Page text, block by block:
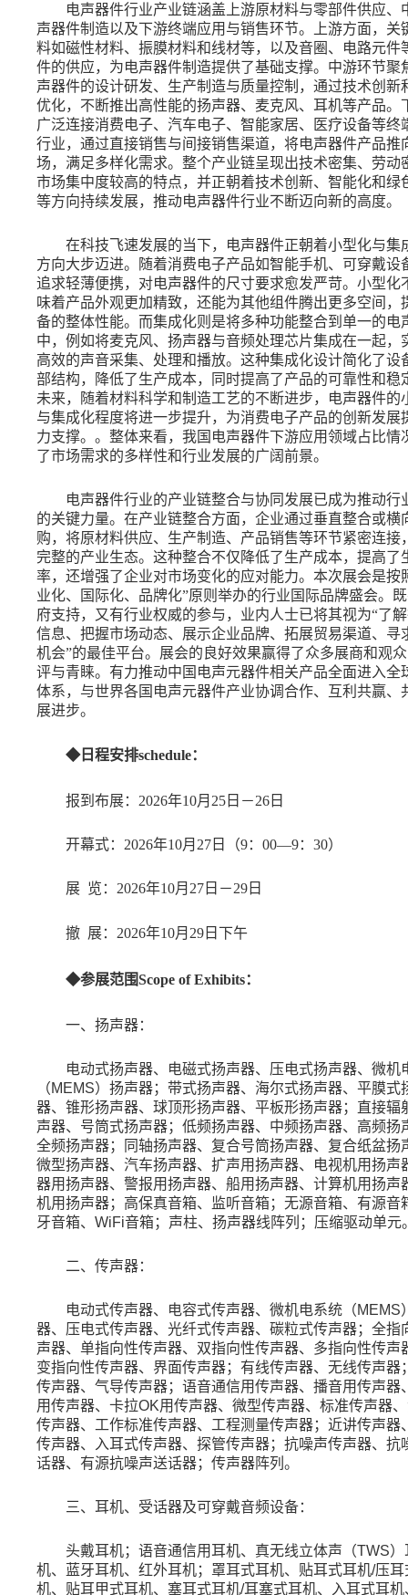
电声器件行业产业链涵盖上游原材料与零部件供应、
声器件制造以及下游终端应用与销售环节。上游方面，关
料如磁性材料、振膜材料和线材等，以及音圈、电路元件
件的供应，为电声器件制造提供了基础支撑。中游环节聚
声器件的设计研发、生产制造与质量控制，通过技术创新
优化，不断推出高性能的扬声器、麦克风、耳机等产品。
广泛连接消费电子、汽车电子、智能家居、医疗设备等终
行业，通过直接销售与间接销售渠道，将电声器件产品推
场，满足多样化需求。整个产业链呈现出技术密集、劳动
市场集中度较高的特点，并正朝着技术创新、智能化和绿
等方向持续发展，推动电声器件行业不断迈向新的高度。
在科技飞速发展的当下，电声器件正朝着小型化与集
方向大步迈进。随着消费电子产品如智能手机、可穿戴设
追求轻薄便携，对电声器件的尺寸要求愈发严苛。小型化
味着产品外观更加精致，还能为其他组件腾出更多空间，
备的整体性能。而集成化则是将多种功能整合到单一的电
中，例如将麦克风、扬声器与音频处理芯片集成在一起，
高效的声音采集、处理和播放。这种集成化设计简化了设
部结构，降低了生产成本，同时提高了产品的可靠性和稳
未来，随着材料科学和制造工艺的不断进步，电声器件的
与集成化程度将进一步提升，为消费电子产品的创新发展
力支撑。。整体来看，我国电声器件下游应用领域占比情
了市场需求的多样性和行业发展的广阔前景。
电声器件行业的产业链整合与协同发展已成为推动行
的关键力量。在产业链整合方面，企业通过垂直整合或横
购，将原材料供应、生产制造、产品销售等环节紧密连接
完整的产业生态。这种整合不仅降低了生产成本，提高了
率，还增强了企业对市场变化的应对能力。本次展会是按
业化、国际化、品牌化”原则举办的行业国际品牌盛会。
府支持，又有行业权威的参与，业内人士已将其视为“了
信息、把握市场动态、展示企业品牌、拓展贸易渠道、寻
机会”的最佳平台。展会的良好效果赢得了众多展商和观
评与青睐。有力推动中国电声元器件相关产品全面进入全
体系，与世界各国电声元器件产业协调合作、互利共赢、
展进步。
◆日程安排schedule：
报到布展： 2026年10月25日－26日
开幕式： 2026年10月27日（9：00—9：30）
展 览： 2026年10月27日－29日
撤 展： 2026年10月29日下午
◆参展范围Scope of Exhibits：
一、扬声器：
电动式扬声器、电磁式扬声器、压电式扬声器、微机
（MEMS）扬声器；带式扬声器、海尔式扬声器、平膜式
器、锥形扬声器、球顶形扬声器、平板形扬声器；直接辐
声器、号筒式扬声器；低频扬声器、中频扬声器、高频扬
全频扬声器；同轴扬声器、复合号筒扬声器、复合纸盆扬
微型扬声器、汽车扬声器、扩声用扬声器、电视机用扬声
器用扬声器、警报用扬声器、船用扬声器、计算机用扬声
机用扬声器；高保真音箱、监听音箱；无源音箱、有源音
牙音箱、 WiFi音箱；声柱、扬声器线阵列；压缩驱动单元
二、传声器：
电动式传声器、电容式传声器、微机电系统（MEMS
器、压电式传声器、光纤式传声器、碳粒式传声器；全指
声器、单指向性传声器、双指向性传声器、多指向性传声
变指向性传声器、界面传声器；有线传声器、无线传声器
传声器、气导传声器；语音通信用传声器、播音用传声器
用传声器、卡拉OK用传声器、微型传声器、标准传声器
传声器、工作标准传声器、工程测量传声器；近讲传声器
传声器、入耳式传声器、探管传声器；抗噪声传声器、抗
话器、有源抗噪声送话器；传声器阵列。
三、耳机、受话器及可穿戴音频设备：
头戴耳机；语音通信用耳机、真无线立体声（TWS）
机、蓝牙耳机、红外耳机；罩耳式耳机、贴耳式耳机/压耳
机、贴耳甲式耳机、塞耳式耳机/耳塞式耳机、入耳式耳机